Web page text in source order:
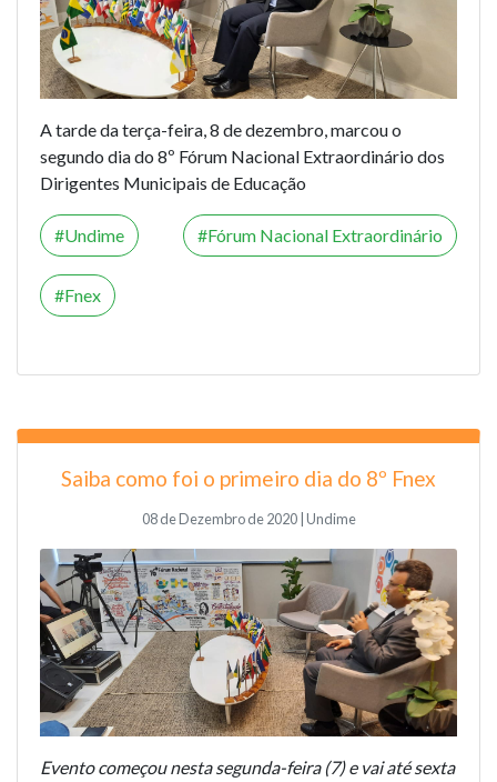
A tarde da terça-feira, 8 de dezembro, marcou o
segundo dia do 8º Fórum Nacional Extraordinário dos
Dirigentes Municipais de Educação
Undime Fórum Nacional Extraordinário
Fnex
Saiba como foi o primeiro dia do 8º Fnex
08 de Dezembro de 2020 | Undime
Evento começou nesta segunda-feira (7) e vai até sexta